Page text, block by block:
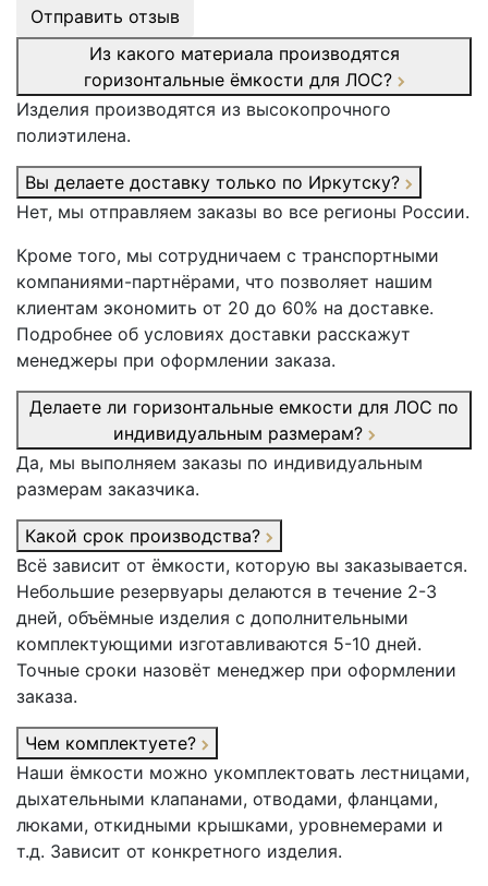
Отправить отзыв
Из какого материала производятся
горизонтальные ёмкости для ЛОС?
Изделия производятся из высокопрочного
полиэтилена.
Вы делаете доставку только по Иркутску?
Нет, мы отправляем заказы во все регионы России.
Кроме того, мы сотрудничаем с транспортными
компаниями-партнёрами, что позволяет нашим
клиентам экономить от 20 до 60% на доставке.
Подробнее об условиях доставки расскажут
менеджеры при оформлении заказа.
Делаете ли горизонтальные емкости для ЛОС по
индивидуальным размерам?
Да, мы выполняем заказы по индивидуальным
размерам заказчика.
Какой срок производства?
Всё зависит от ёмкости, которую вы заказывается.
Небольшие резервуары делаются в течение 2-3
дней, объёмные изделия с дополнительными
комплектующими изготавливаются 5-10 дней.
Точные сроки назовёт менеджер при оформлении
заказа.
Чем комплектуете?
Наши ёмкости можно укомплектовать лестницами,
дыхательными клапанами, отводами, фланцами,
люками, откидными крышками, уровнемерами и
т.д. Зависит от конкретного изделия.